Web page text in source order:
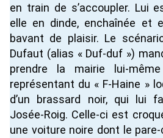
en train de s’accoupler. Lui
elle en dinde, enchaînée et
bavant de plaisir. Le
Dufaut (alias « Duf-duf »)
prendre la mairie lui-
représentant du « F-Haine »
d’un brassard noir, qui lui
Josée-Roig. Celle-ci est
une voiture noire dont le